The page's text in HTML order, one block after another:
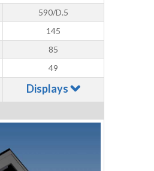
590/D.5
145
85
49
Displays